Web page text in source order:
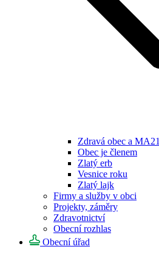
Zdravá obec a MA21
Obec je členem
Zlatý erb
Vesnice roku
Zlatý lajk
Firmy a služby v obci
Projekty, záměry
Zdravotnictví
Obecní rozhlas
Obecní úřad